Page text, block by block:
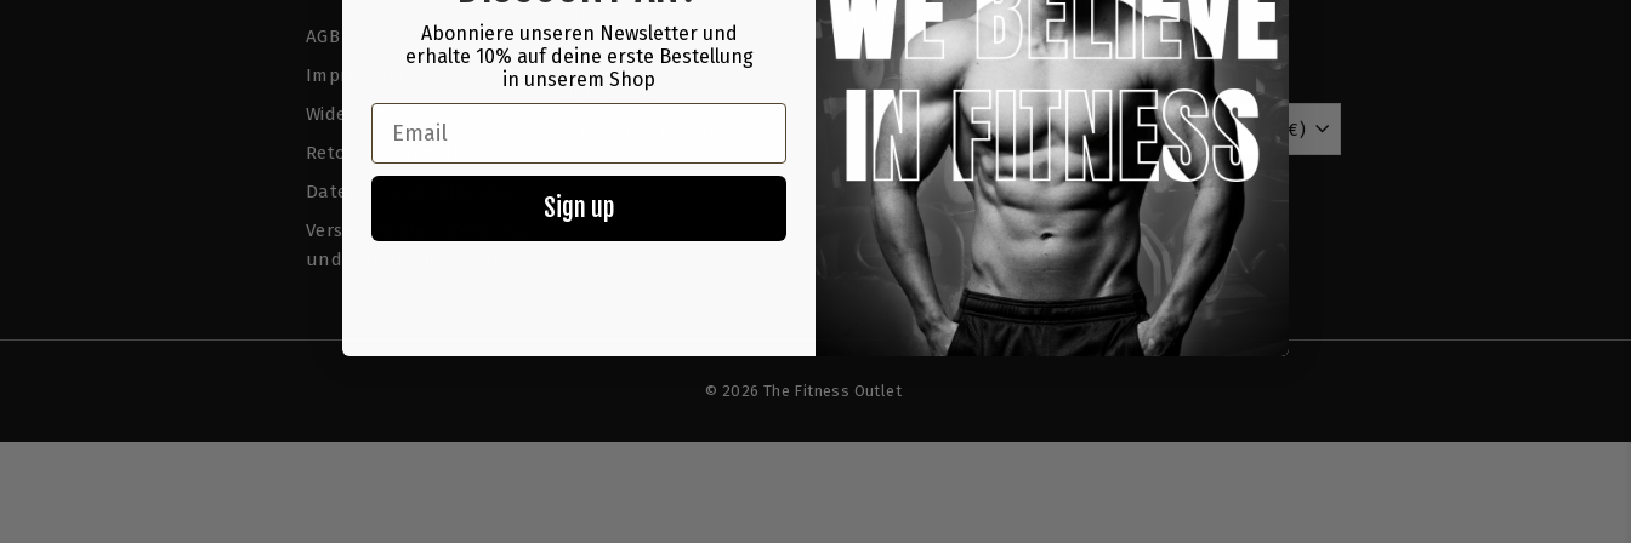
AGB
Impressum
Widerrufsrecht
Retouren anmelden
Datenschutzerklärung
Versandkosten, Zahlung
und Lieferbedingungen
TFO Blog
Hilfe & FAQ's
Kontakt
Folge uns
FacebookInstagram
Währung
Deutschland (EUR €)
© 2026 The Fitness Outlet
Abonniere unseren Newsletter und
erhalte 10% auf deine erste Bestellung
in unserem Shop
Email
Sign up